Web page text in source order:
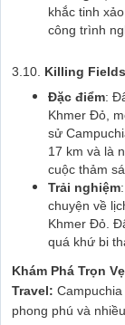
khắc tinh
công trình
3.10. Killing
Đặc điểm:
Khmer Đỏ,
sử
17 km và là
cuộc thảm
Trải nghiệm
chuyện về
Khmer Đỏ.
quá khứ bi
Khám Phá Trọn
Travel:
phong phú và